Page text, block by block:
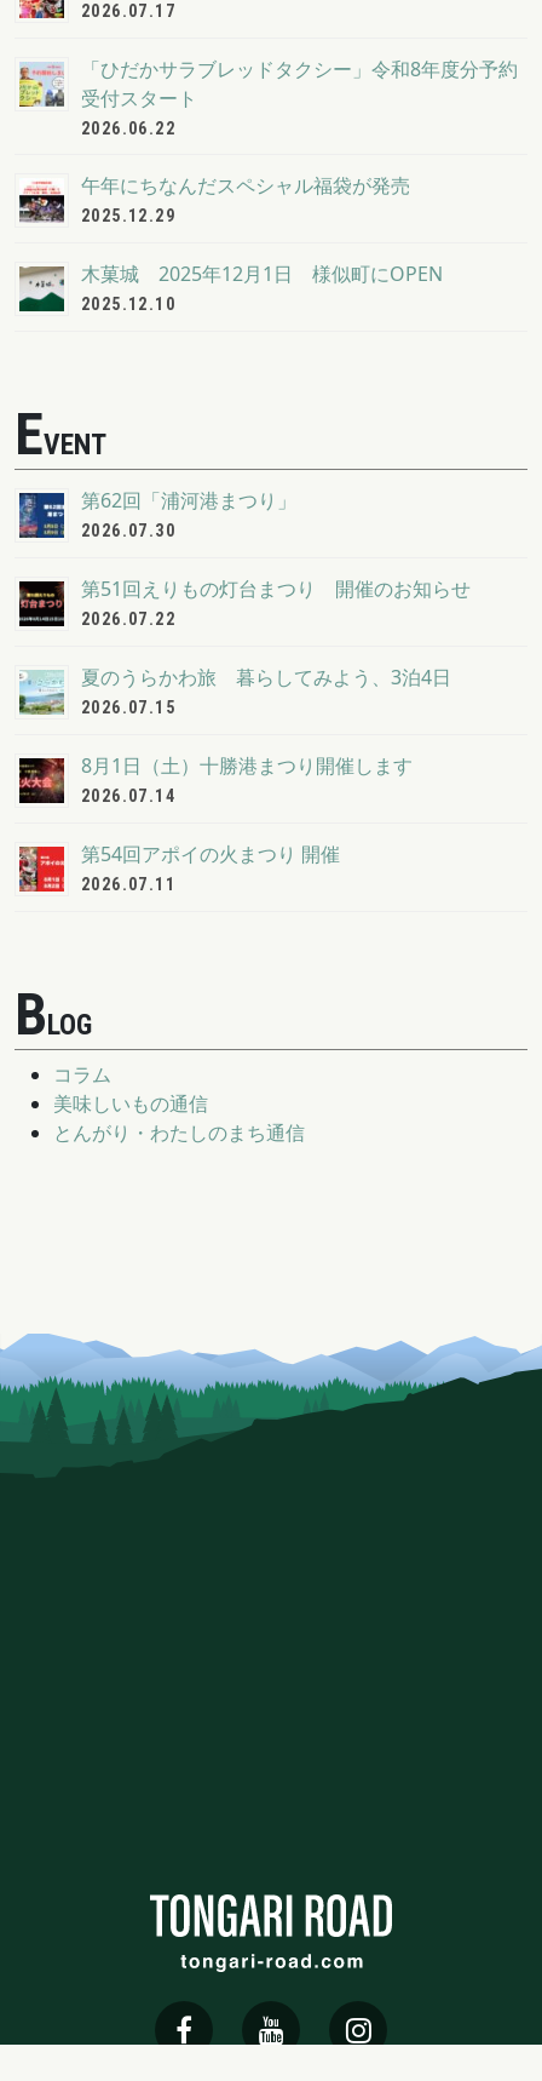
2026.07.17
「ひだかサラブレッドタクシー」令和8年度分予約
受付スタート
2026.06.22
午年にちなんだスペシャル福袋が発売
2025.12.29
木菓城 2025年12月1日 様似町にOPEN
2025.12.10
EVENT
第62回「浦河港まつり」
2026.07.30
第51回えりもの灯台まつり 開催のお知らせ
2026.07.22
夏のうらかわ旅 暮らしてみよう、3泊4日
2026.07.15
8月1日（土）十勝港まつり開催します
2026.07.14
第54回アポイの火まつり 開催
2026.07.11
BLOG
コラム
美味しいもの通信
とんがり・わたしのまち通信